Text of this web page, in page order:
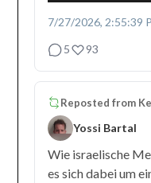
7/27/2026, 2:55:39
5
93
Reposted from
Yossi Bartal
Wie israelische
es sich dabei um